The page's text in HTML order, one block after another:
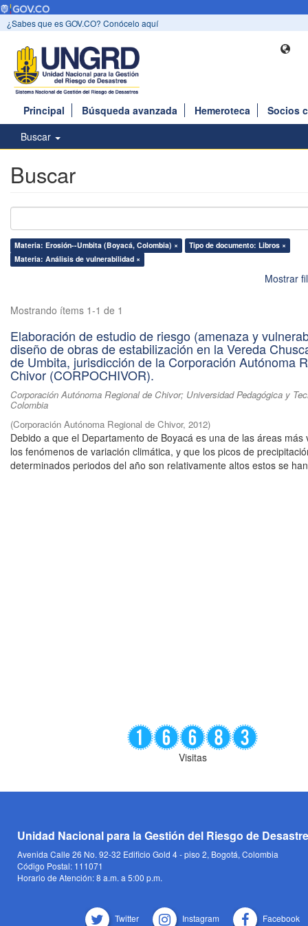
¿Sabes que es GOV.CO? Conócelo aquí
Principal Búsqueda avanzada Hemeroteca
Socios
Buscar
Buscar
Materia: Erosión--Umbita (Boyacá, Colombia) ×
Tipo de documento: Libros ×
Materia: Análisis de vulnerabilidad ×
Mostrar
Mostrando ítems 1-1 de 1
Elaboración de estudio de riesgo (amenaza y
diseño de obras de estabilización en la Vereda
de Umbita, jurisdicción de la Corporación Autónoma
Chivor (CORPOCHIVOR).
Corporación Autónoma Regional de Chivor; Universidad Pedagógica y
Colombia
(Corporación Autónoma Regional de Chivor, 2012)
Debido a que el Departamento de Boyacá es una de las áreas más
los fenómenos de variación climática, y que los picos de
determinados periodos del año son relativamente altos estos se
Visitas
Unidad Nacional para la Gestión del Riesgo de
Avenida Calle 26 No. 92-32 Edificio Gold 4 - piso 2, Bogotá, Colombia
Código Postal: 111071
Horario de Atención: 8 a.m. a 5:00 p.m.
Twitter Instagram Facebook